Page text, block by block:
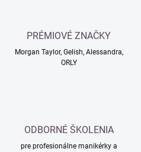
PRÉMIOVÉ ZNAČKY
Morgan Taylor, Gelish, Alessandra,
ORLY
ODBORNÉ ŠKOLENIA
pre profesionálne manikérky a